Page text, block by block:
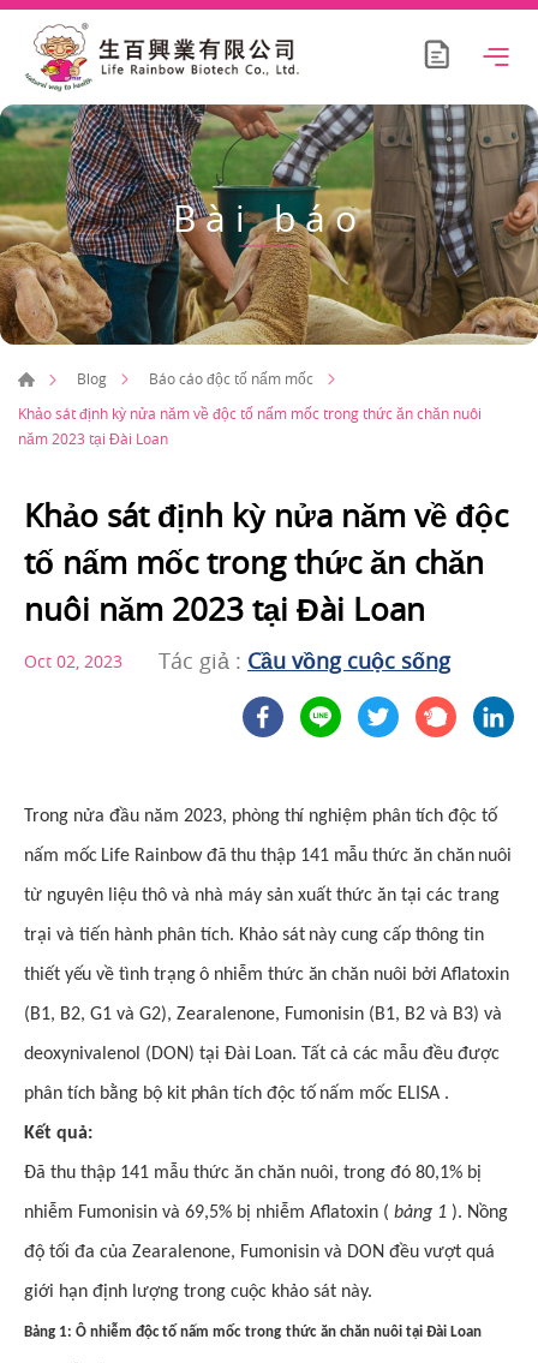
Bài báo
Blog
Báo cáo độc tố nấm mốc
Khảo sát định kỳ nửa năm về độc tố nấm mốc trong thức ăn chăn nuôi
năm 2023 tại Đài Loan
Khảo sát định kỳ nửa năm về độc
tố nấm mốc trong thức ăn chăn
nuôi năm 2023 tại Đài Loan
Oct 02, 2023 Tác giả : Cầu vồng cuộc sống
Trong nửa đầu năm 2023, phòng thí nghiệm phân tích độc tố
nấm mốc Life Rainbow đã thu thập 141 mẫu thức ăn chăn nuôi
từ nguyên liệu thô và nhà máy sản xuất thức ăn tại các trang
trại và tiến hành phân tích. Khảo sát này cung cấp thông tin
thiết yếu về tình trạng ô nhiễm thức ăn chăn nuôi bởi Aflatoxin
(B1, B2, G1 và G2), Zearalenone, Fumonisin (B1, B2 và B3) và
deoxynivalenol (DON) tại Đài Loan. Tất cả các mẫu đều được
phân tích bằng bộ kit phân tích độc tố nấm mốc ELISA .
Kết quả:
Đã thu thập 141 mẫu thức ăn chăn nuôi, trong đó 80,1% bị
nhiễm Fumonisin và 69,5% bị nhiễm Aflatoxin ( bảng 1 ). Nồng
độ tối đa của Zearalenone, Fumonisin và DON đều vượt quá
giới hạn định lượng trong cuộc khảo sát này.
Bảng 1: Ô nhiễm độc tố nấm mốc trong thức ăn chăn nuôi tại Đài Loan